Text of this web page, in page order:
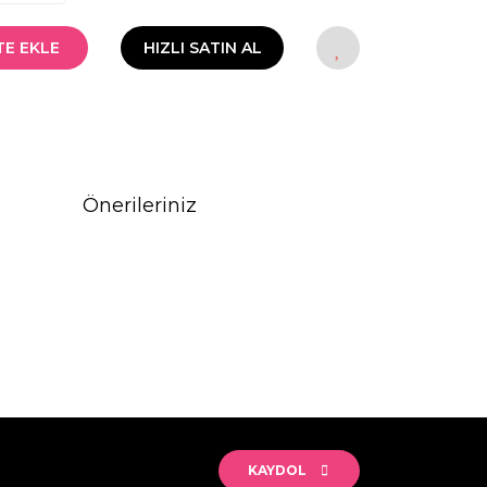
EKLE HIZLI SATIN AL
Önerileriniz
KAYDOL